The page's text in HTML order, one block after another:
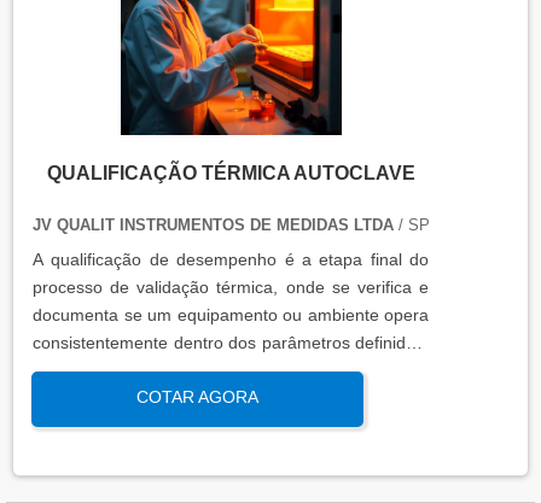
QUALIFICAÇÃO TÉRMICA AUTOCLAVE
JV QUALIT INSTRUMENTOS DE MEDIDAS LTDA/ SP
A qualificação de desempenho é a etapa final do
processo de validação térmica, onde se verifica e
documenta se um equipamento ou ambiente opera
consistentemente dentro dos parâmetros definidos,
sob condições reais de uso. Esta qualificação
assegura que os processos atendem aos requisitos
regulatórios e de qualidade, garantindo segurança
COTAR AGORA